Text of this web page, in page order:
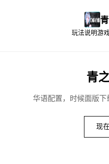
玩法说明游
青
华语配置，时候面版
现